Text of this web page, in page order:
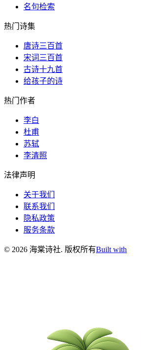
名句检索
热门诗集
唐诗三百首
宋词三百首
古诗十九首
给孩子的诗
热门作者
李白
杜甫
苏轼
李清照
法律声明
关于我们
联系我们
隐私政策
服务条款
© 2026 海棠诗社. 版权所有Built with